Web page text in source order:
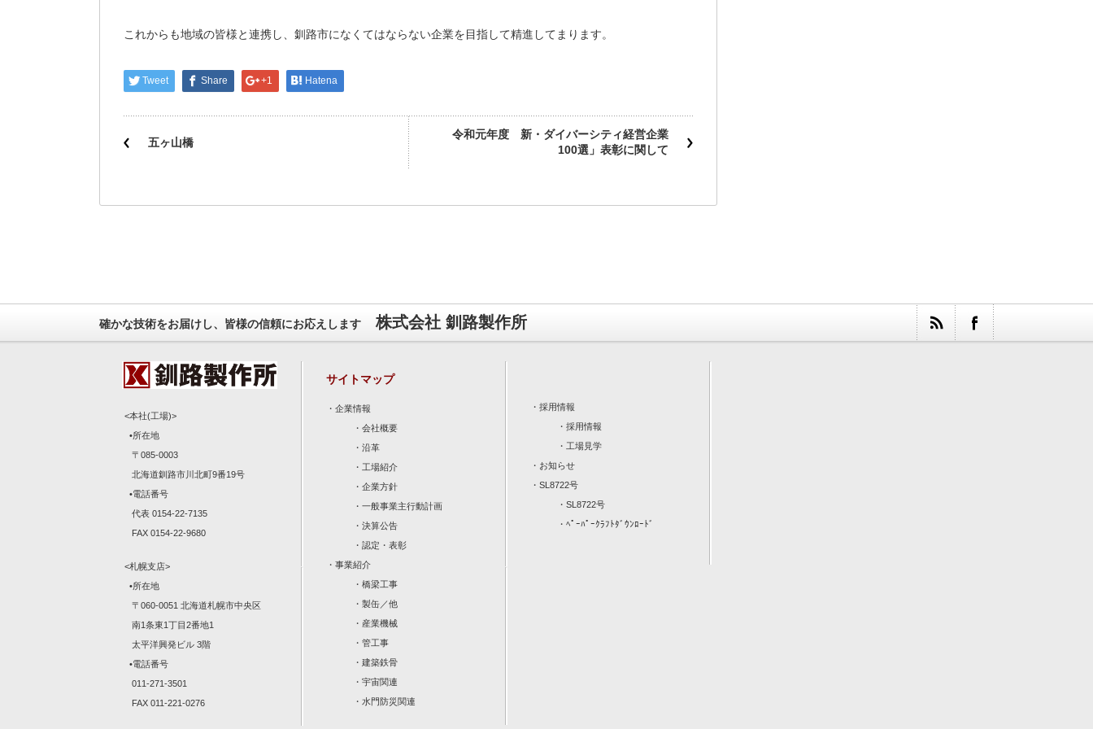
これからも地域の皆様と連携し、釧路市になくてはならない企業を目指して精進してまります。
Tweet Share +1 Hatena
五ヶ山橋
令和元年度 新・ダイバーシティ経営企業
100選」表彰に関して
確かな技術をお届けし、皆様の信頼にお応えします 株式会社 釧路製作所
<本社(工場)>
•所在地
〒085-0003
北海道釧路市川北町9番19号
•電話番号
代表 0154-22-7135
FAX 0154-22-9680
<札幌支店>
•所在地
〒060-0051 北海道札幌市中央区
南1条東1丁目2番地1
太平洋興発ビル 3階
•電話番号
011-271-3501
FAX 011-221-0276
サイトマップ
・ 企業情報
・ 会社概要
・ 沿革
・ 工場紹介
・ 企業方針
・ 一般事業主行動計画
・ 決算公告
・ 認定・表彰
・ 事業紹介
・ 橋梁工事
・ 製缶／他
・ 産業機械
・ 管工事
・ 建築鉄骨
・ 宇宙関連
・ 水門防災関連
・ 採用情報
・ 採用情報
・ 工場見学
・ お知らせ
・ SL8722号
・ SL8722号
・ ﾍﾟｰﾊﾟｰｸﾗﾌﾄﾀﾞｳﾝﾛｰﾄﾞ